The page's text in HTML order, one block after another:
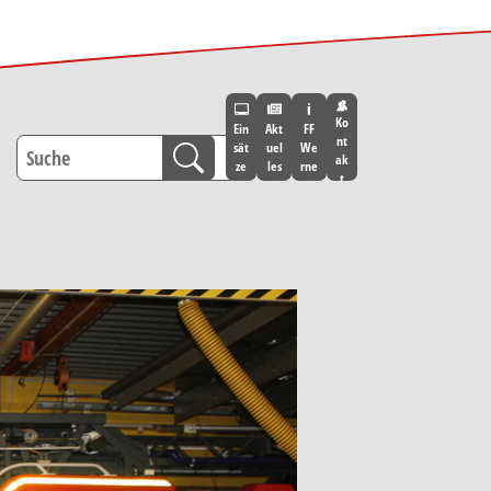
Ein
sät
ze
Akt
uel
les
FF
We
rne
Ko
nt
ak
t